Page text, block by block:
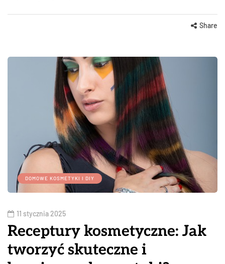
Share
DOMOWE KOSMETYKI I DIY
11 stycznia 2025
Receptury kosmetyczne: Jak
tworzyć skuteczne i